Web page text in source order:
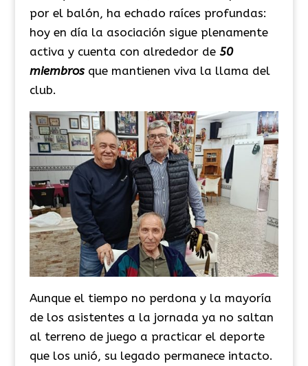
por el balón, ha echado raíces profundas:
hoy en día la asociación sigue plenamente
activa y cuenta con alrededor de 50
miembros que mantienen viva la llama del
club.
Aunque el tiempo no perdona y la mayoría
de los asistentes a la jornada ya no saltan
al terreno de juego a practicar el deporte
que los unió, su legado permanece intacto.